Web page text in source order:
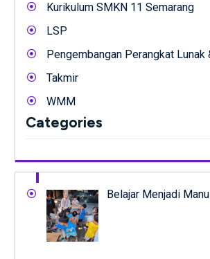
Kurikulum SMKN 11 Semarang
LSP
Pengembangan Perangkat Lunak
Takmir
WMM
Categories
Belajar Menjadi